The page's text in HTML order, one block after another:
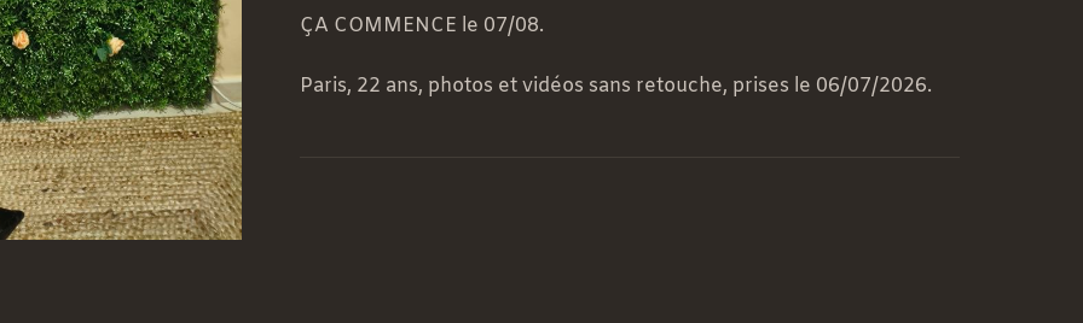
ÇA COMMENCE le 07/08.
Paris, 22 ans, photos et vidéos sans retouche, prises le 06/07/2026.